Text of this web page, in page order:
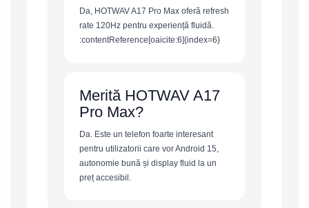
Da, HOTWAV A17 Pro Max oferă refresh
rate 120Hz pentru experiență fluidă.
:contentReference[oaicite:6]{index=6}
Merită HOTWAV A17
Pro Max?
Da. Este un telefon foarte interesant
pentru utilizatorii care vor Android 15,
autonomie bună și display fluid la un
preț accesibil.